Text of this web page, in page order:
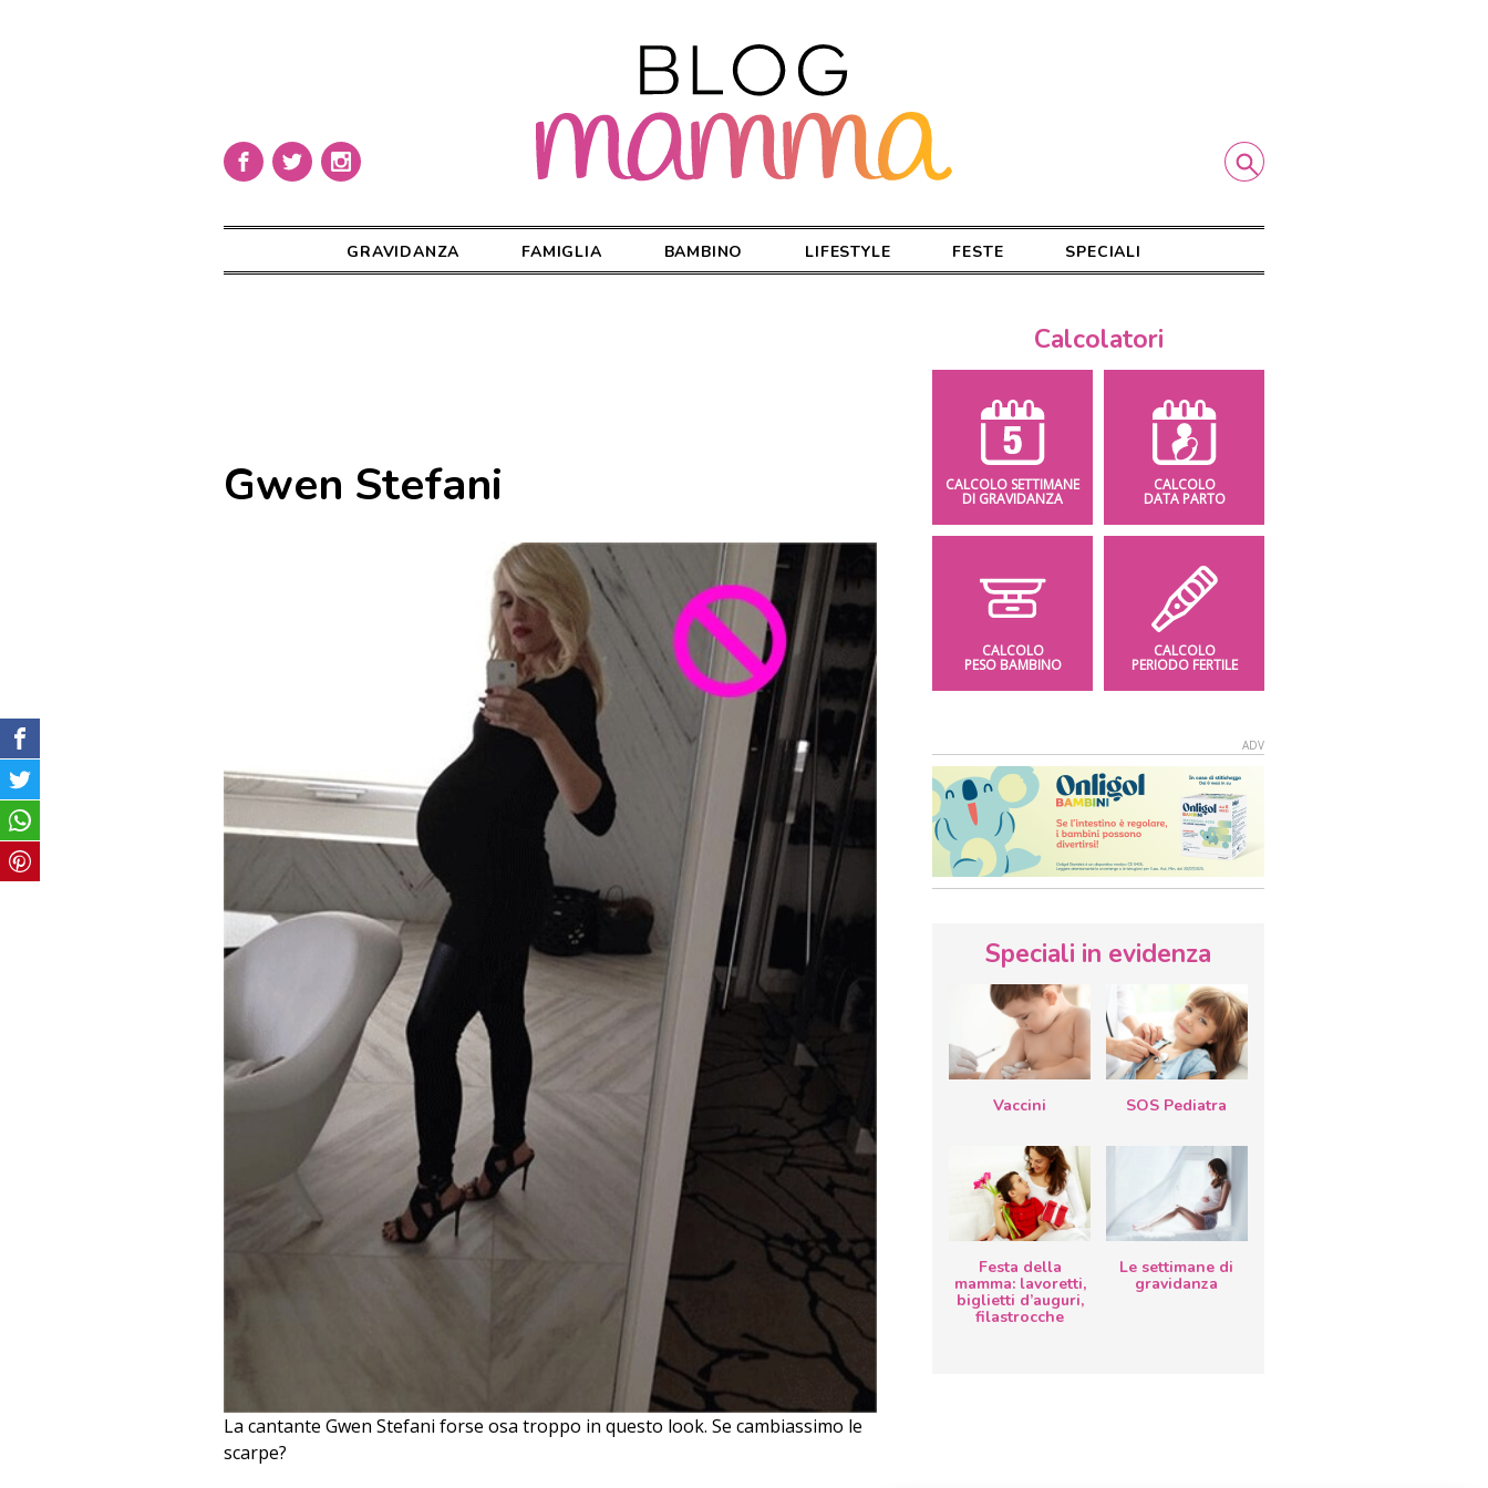
GRAVIDANZA FAMIGLIA BAMBINO LIFESTYLE FESTE SPECIALI
Gwen Stefani
La cantante Gwen Stefani forse osa troppo in questo look. Se cambiassimo le
scarpe?
Calcolatori
CALCOLO SETTIMANE
DI GRAVIDANZA
CALCOLO
DATA PARTO
CALCOLO
PESO BAMBINO
CALCOLO
PERIODO FERTILE
Speciali in evidenza
Vaccini SOS Pediatra
Festa della
mamma: lavoretti,
biglietti d’auguri,
filastrocche
Le settimane di
gravidanza